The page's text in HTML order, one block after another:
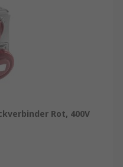
Rot, 400V